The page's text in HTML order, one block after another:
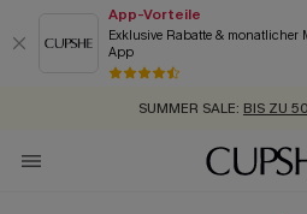
App-Vorteile
Exklusive Rabatte & monatlicher
App
GRATIS MASSBAND MIT JEDEM
SUMMER SALE: BIS ZU
ZUM NEWSLETTER:BIS ZU -20%
KOSTENLOSER